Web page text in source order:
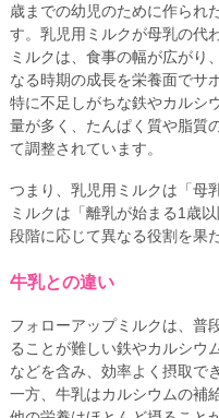
歳までの幼児のために作られ
す。乳児用ミルクが母乳の代
ミルクは、食事の幅が広がり
なる時期の成長を栄養面でサ
特に不足しがちな鉄やカルシ
量が多く、たんぱく質や脂質
て調整されています。
つまり、乳児用ミルクは「母
ミルクは「離乳が始まる1歳
段階に応じて異なる役割を果
牛乳との違い
フォローアップミルクは、普
ることが難しい鉄やカルシウ
などを含み、効率よく摂取で
一方、牛乳はカルシウムの補